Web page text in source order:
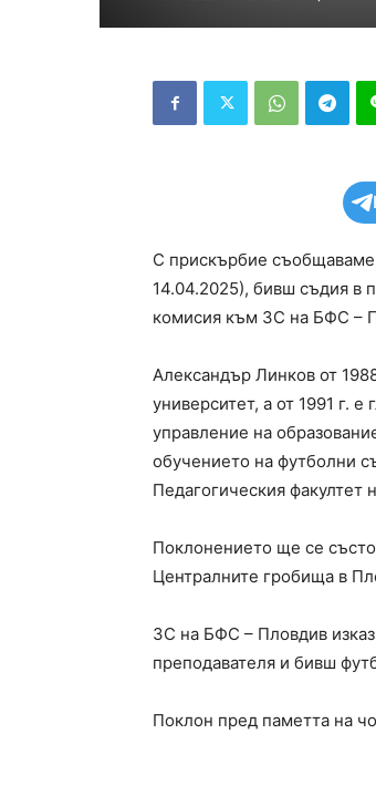
С прискърбие
14.04.2025), бивш съдия в
комисия към ЗС на БФС –
Александър Линков от
университет, а от 1991 г. е
управление на
обучението на футболни
Педагогическия факултет
Поклонението ще се
Централните гробища в
ЗС на БФС – Пловдив
преподавателя и бивш
Поклон пред паметта на